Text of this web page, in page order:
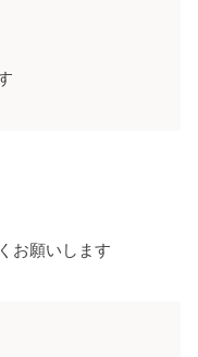
お願いします